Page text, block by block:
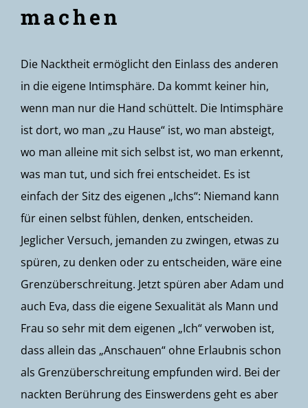
machen
Die Nacktheit ermöglicht den Einlass des anderen
in die eigene Intimsphäre. Da kommt keiner hin,
wenn man nur die Hand schüttelt. Die Intimsphäre
ist dort, wo man „zu Hause“ ist, wo man absteigt,
wo man alleine mit sich selbst ist, wo man erkennt,
was man tut, und sich frei entscheidet. Es ist
einfach der Sitz des eigenen „Ichs“: Niemand kann
für einen selbst fühlen, denken, entscheiden.
Jeglicher Versuch, jemanden zu zwingen, etwas zu
spüren, zu denken oder zu entscheiden, wäre eine
Grenzüberschreitung. Jetzt spüren aber Adam und
auch Eva, dass die eigene Sexualität als Mann und
Frau so sehr mit dem eigenen „Ich“ verwoben ist,
dass allein das „Anschauen“ ohne Erlaubnis schon
als Grenzüberschreitung empfunden wird. Bei der
nackten Berührung des Einswerdens geht es aber